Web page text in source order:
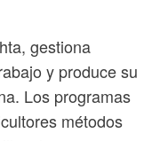
gestiona
y produce su
Los programas
métodos